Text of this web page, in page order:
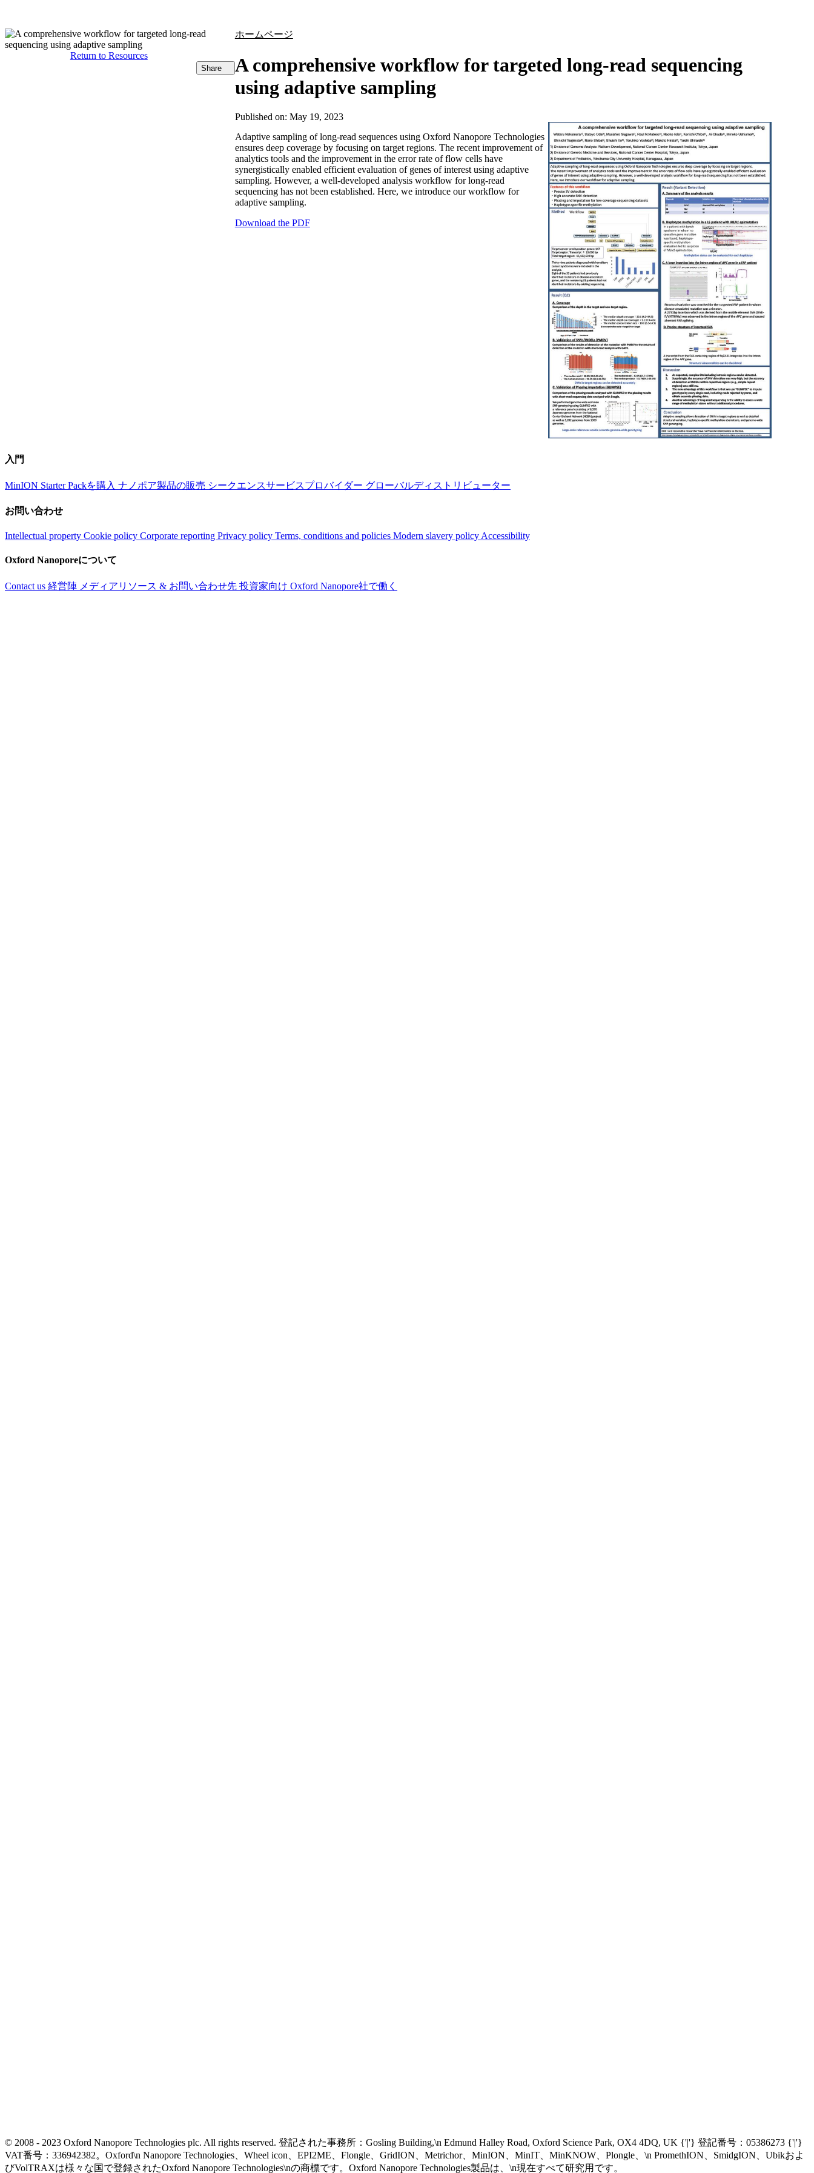
ホームページ
A comprehensive workflow for targeted long-read sequencing
using adaptive sampling
Return to Resources
Share
Published on: May 19, 2023
Adaptive sampling of long-read sequences using Oxford Nanopore Technologies
ensures deep coverage by focusing on target regions. The recent improvement of
analytics tools and the improvement in the error rate of flow cells have
synergistically enabled efficient evaluation of genes of interest using adaptive
sampling. However, a well-developed analysis workflow for long-read
sequencing has not been established. Here, we introduce our workflow for
adaptive sampling.
Download the PDF
入門
MinION Starter Packを購入 ナノポア製品の販売 シークエンスサービスプロバイダー グローバルディストリビューター
お問い合わせ
Intellectual property Cookie policy Corporate reporting Privacy policy Terms, conditions and policies Modern slavery policy Accessibility
Oxford Nanoporeについて
Contact us 経営陣 メディアリソース & お問い合わせ先 投資家向け Oxford Nanopore社で働く
© 2008 - 2023 Oxford Nanopore Technologies plc. All rights reserved. 登記された事務所：Gosling Building,\n Edmund Halley Road, Oxford Science Park, OX4 4DQ, UK {'|'} 登記番号：05386273 {'|'}
VAT番号：336942382。Oxford\n Nanopore Technologies、Wheel icon、EPI2ME、Flongle、GridION、Metrichor、MinION、MinIT、MinKNOW、Plongle、\n PromethION、SmidgION、Ubikおよ
びVolTRAXは様々な国で登録されたOxford Nanopore Technologies\nの商標です。Oxford Nanopore Technologies製品は、\n現在すべて研究用です。